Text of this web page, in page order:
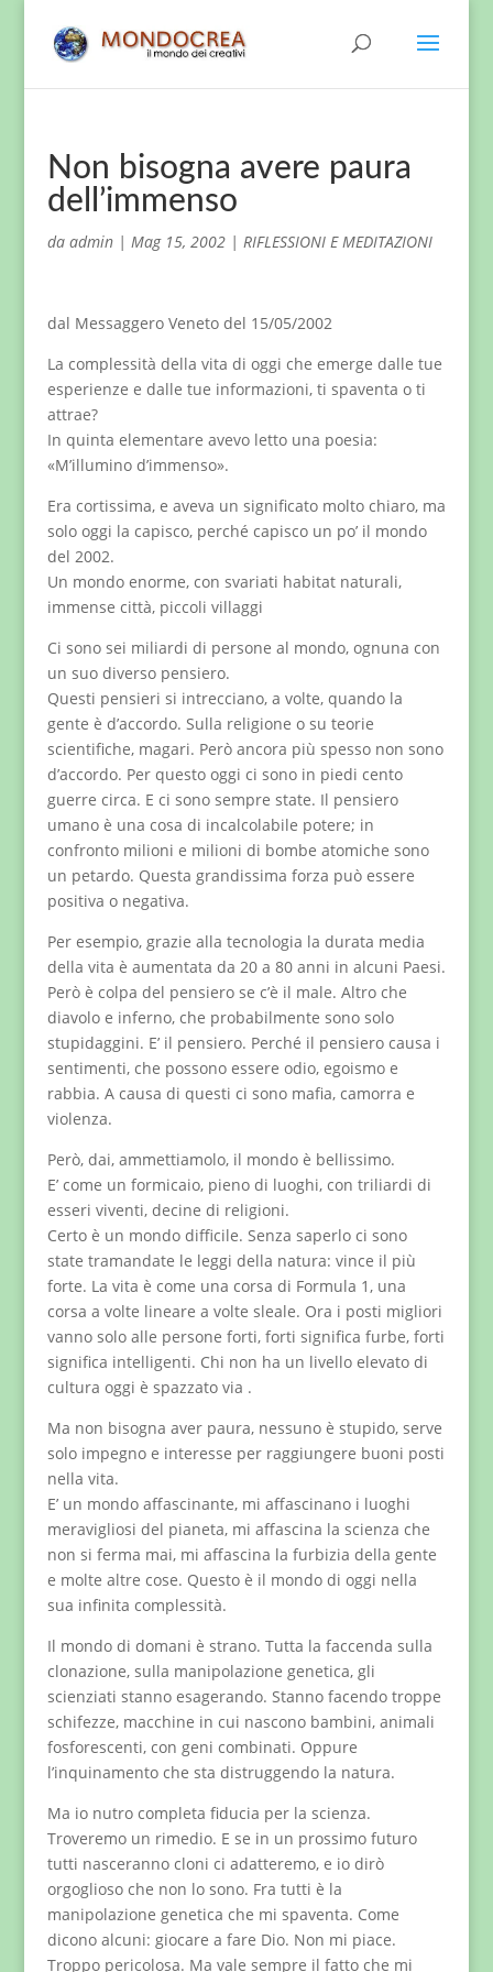
Non bisogna avere paura
dell’immenso
da admin| Mag 15, 2002| RIFLESSIONI E MEDITAZIONI
dal Messaggero Veneto del 15/05/2002
La complessità della vita di oggi che emerge dalle tue
esperienze e dalle tue informazioni, ti spaventa o ti
attrae?
In quinta elementare avevo letto una poesia:
«M’illumino d’immenso».
Era cortissima, e aveva un significato molto chiaro, ma
solo oggi la capisco, perché capisco un po’ il mondo
del 2002.
Un mondo enorme, con svariati habitat naturali,
immense città, piccoli villaggi
Ci sono sei miliardi di persone al mondo, ognuna con
un suo diverso pensiero.
Questi pensieri si intrecciano, a volte, quando la
gente è d’accordo. Sulla religione o su teorie
scientifiche, magari. Però ancora più spesso non sono
d’accordo. Per questo oggi ci sono in piedi cento
guerre circa. E ci sono sempre state. Il pensiero
umano è una cosa di incalcolabile potere; in
confronto milioni e milioni di bombe atomiche sono
un petardo. Questa grandissima forza può essere
positiva o negativa.
Per esempio, grazie alla tecnologia la durata media
della vita è aumentata da 20 a 80 anni in alcuni Paesi.
Però è colpa del pensiero se c’è il male. Altro che
diavolo e inferno, che probabilmente sono solo
stupidaggini. E’ il pensiero. Perché il pensiero causa i
sentimenti, che possono essere odio, egoismo e
rabbia. A causa di questi ci sono mafia, camorra e
violenza.
Però, dai, ammettiamolo, il mondo è bellissimo.
E’ come un formicaio, pieno di luoghi, con triliardi di
esseri viventi, decine di religioni.
Certo è un mondo difficile. Senza saperlo ci sono
state tramandate le leggi della natura: vince il più
forte. La vita è come una corsa di Formula 1, una
corsa a volte lineare a volte sleale. Ora i posti migliori
vanno solo alle persone forti, forti significa furbe, forti
significa intelligenti. Chi non ha un livello elevato di
cultura oggi è spazzato via .
Ma non bisogna aver paura, nessuno è stupido, serve
solo impegno e interesse per raggiungere buoni posti
nella vita.
E’ un mondo affascinante, mi affascinano i luoghi
meravigliosi del pianeta, mi affascina la scienza che
non si ferma mai, mi affascina la furbizia della gente
e molte altre cose. Questo è il mondo di oggi nella
sua infinita complessità.
Il mondo di domani è strano. Tutta la faccenda sulla
clonazione, sulla manipolazione genetica, gli
scienziati stanno esagerando. Stanno facendo troppe
schifezze, macchine in cui nascono bambini, animali
fosforescenti, con geni combinati. Oppure
l’inquinamento che sta distruggendo la natura.
Ma io nutro completa fiducia per la scienza.
Troveremo un rimedio. E se in un prossimo futuro
tutti nasceranno cloni ci adatteremo, e io dirò
orgoglioso che non lo sono. Fra tutti è la
manipolazione genetica che mi spaventa. Come
dicono alcuni: giocare a fare Dio. Non mi piace.
Troppo pericolosa. Ma vale sempre il fatto che mi